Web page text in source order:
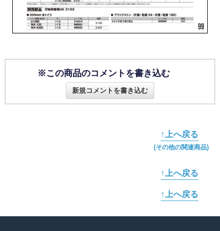
※この商品のコメントを書き込む
新規コメントを書き込む
↑上へ戻る
(その他の関連商品)
↑上へ戻る
↑上へ戻る